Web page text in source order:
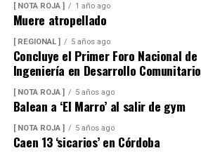
[ NOTA ROJA ] 1 año ago
Muere atropellado
[ REGIONAL ] 5 años ago
Concluye el Primer Foro Nacional de
Ingeniería en Desarrollo Comunitario
[ NOTA ROJA ] 5 años ago
Balean a ‘El Marro’ al salir de gym
[ NOTA ROJA ] 5 años ago
Caen 13 ‘sicarios’ en Córdoba